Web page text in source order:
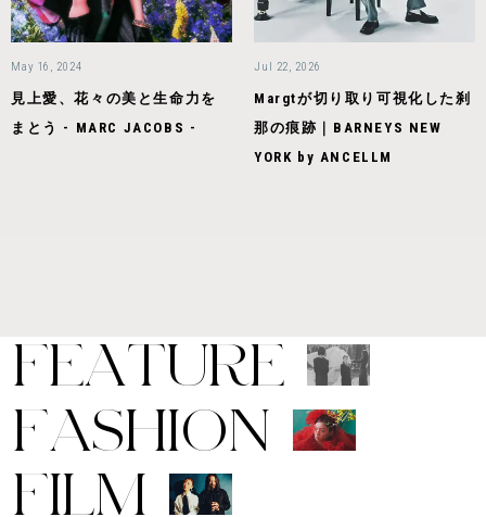
May 16, 2024
見上愛、花々の美と生命力を
まとう - MARC JACOBS -
Jul 22, 2026
Margtが切り取り可視化した刹
那の痕跡｜BARNEYS NEW
YORK by ANCELLM
FEATURE
FASHION
FILM